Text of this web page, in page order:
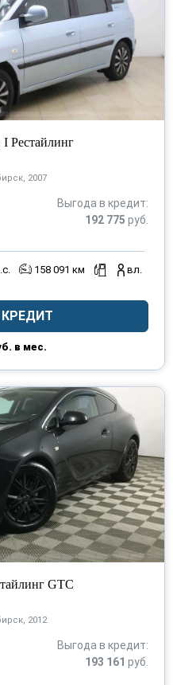
Рестайлинг
2007
Выгода в кредит:
192 775 руб.
158 091 км вл.
в мес.
GTC
2012
Выгода в кредит:
193 161 руб.